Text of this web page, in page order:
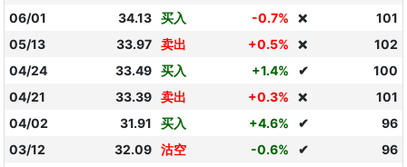
06/01
34.13 买入 -0.7% ❌
101
05/13
33.97 卖出 +0.5% ❌
102
04/24
33.49 买入 +1.4% ✔
100
04/21
33.39 卖出 +0.3% ❌
101
04/02
31.91 买入 +4.6% ✔
96
03/12
32.09 沽空 -0.6% ✔
96